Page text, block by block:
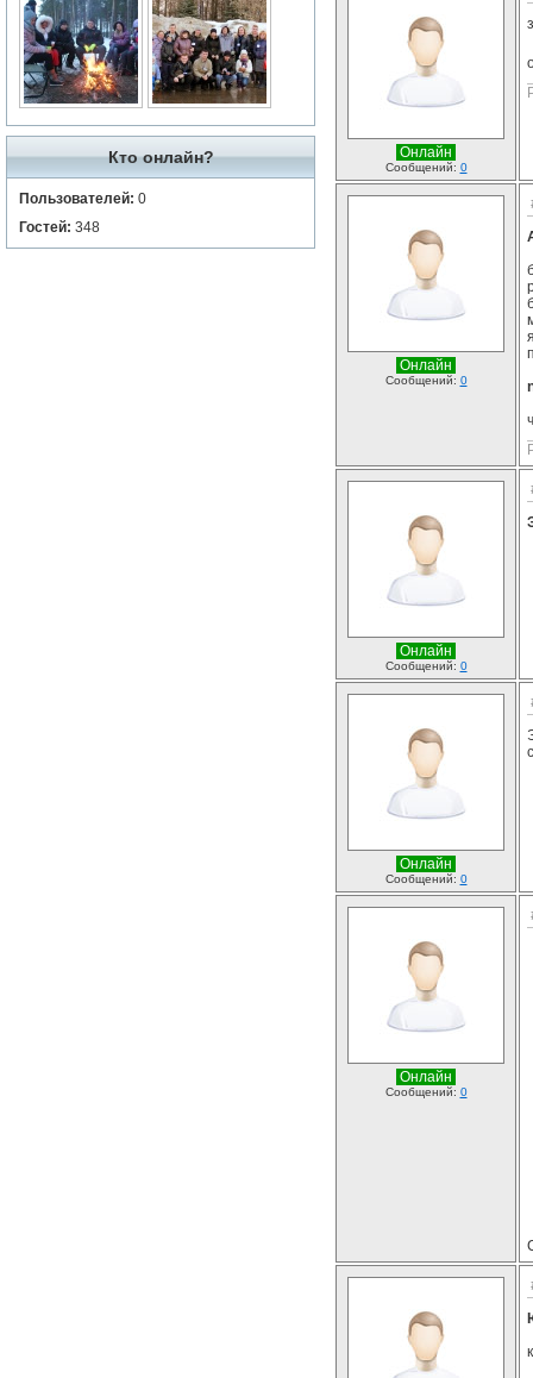
Кто онлайн?
Пользователей: 0
Гостей: 348
Онлайн
Сообщений: 0
Онлайн
Сообщений: 0
Онлайн
Сообщений: 0
Онлайн
Сообщений: 0
Онлайн
Сообщений: 0